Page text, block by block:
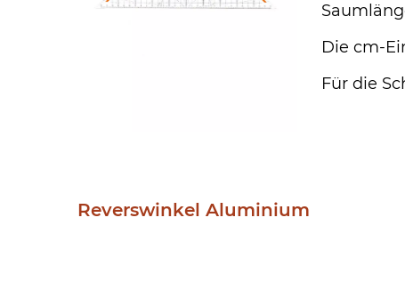
Die cm-
Für die
Reverswinkel Aluminium